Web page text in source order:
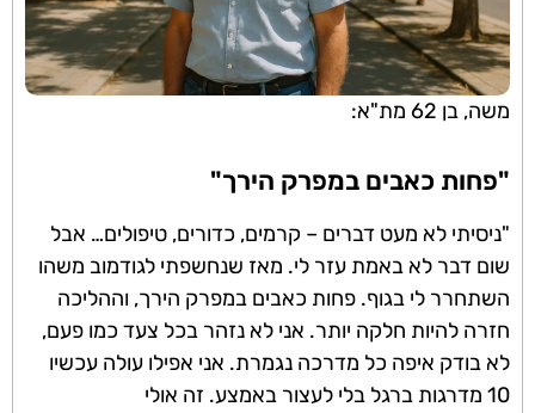
משה, בן 62 מת"א:
"פחות כאבים במפרק הירך"
"ניסיתי לא מעט דברים – קרמים, כדורים, טיפולים… אבל
שום דבר לא באמת עזר לי. מאז שנחשפתי לגודמוב משהו
השתחרר לי בגוף. פחות כאבים במפרק הירך, וההליכה
חזרה להיות חלקה יותר. אני לא נזהר בכל צעד כמו פעם,
לא בודק איפה כל מדרכה נגמרת. אני אפילו עולה עכשיו
10 מדרגות ברגל בלי לעצור באמצע. זה אולי